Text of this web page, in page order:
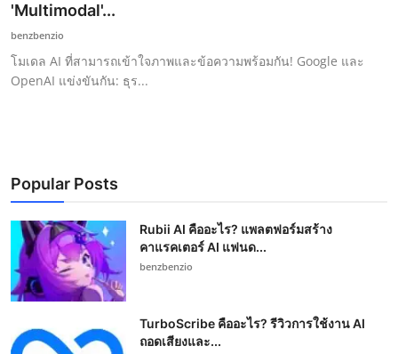
'Multimodal'...
benzbenzio
โมเดล AI ที่สามารถเข้าใจภาพและข้อความพร้อมกัน! Google และ
OpenAI แข่งขันกัน: ธุร...
Popular Posts
Rubii AI คืออะไร? แพลตฟอร์มสร้าง
คาแรคเตอร์ AI แฟนด...
benzbenzio
TurboScribe คืออะไร? รีวิวการใช้งาน AI
ถอดเสียงและ...